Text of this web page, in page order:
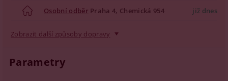
Osobní odběr Praha 4, Chemická 954 již dnes
Zobrazit další způsoby dopravy
Parametry